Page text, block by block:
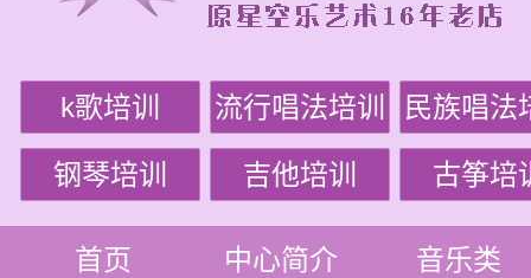
k歌培训 流行唱法培训 民族唱法
钢琴培训 吉他培训 古筝培
首页 中心简介 音乐类